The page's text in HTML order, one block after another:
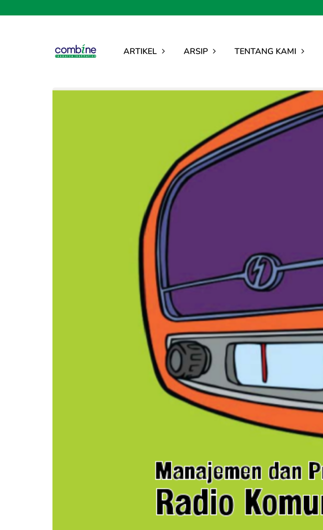
ARTIKEL ARSIP TENTANG KAMI